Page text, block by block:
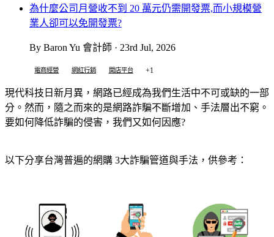
為什麼公司月營收不到 20 萬元仍需開發票,而小規模營
業人卻可以免開發票?
By Baron Yu 會計師 · 23rd Jul, 2026
電商經營 網紅行銷 開店平台 +1
現代科技日新月異，網路已經成為我們生活中不可或缺的一部
分。然而，隨之而來的是網路詐騙不斷增加、手法層出不窮。
要如何降低詐騙的侵害，我們又如何因應?
以下分享台灣普遍的網購 3大詐騙管道與手法，供參考：